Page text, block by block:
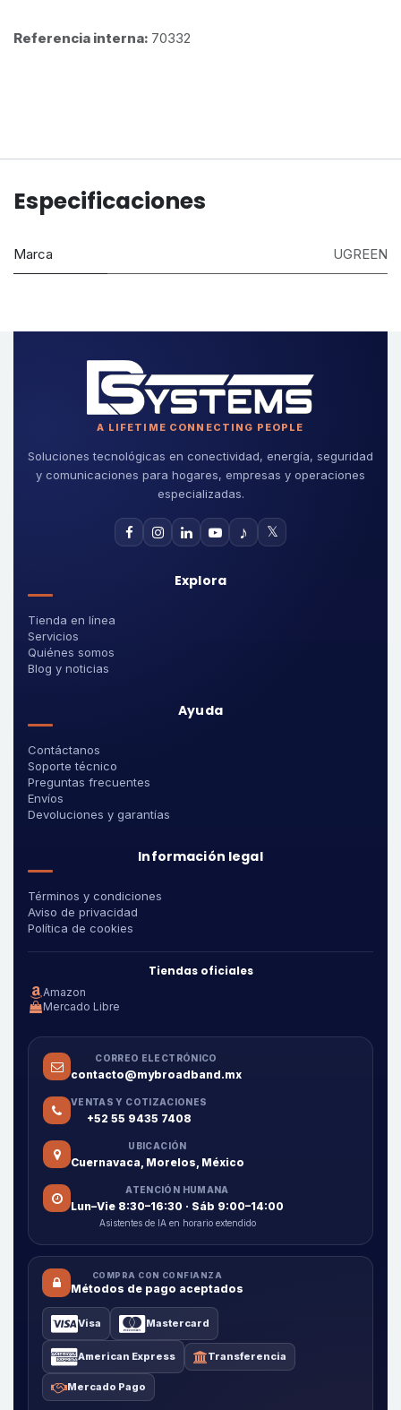
Referencia interna: 70332
Especificaciones
Marca UGREEN
A LIFETIME CONNECTING PEOPLE
Soluciones tecnológicas en conectividad, energía, seguridad
y comunicaciones para hogares, empresas y operaciones
especializadas.
♪ 𝕏
Explora
Tienda en línea
Servicios
Quiénes somos
Blog y noticias
Ayuda
Contáctanos
Soporte técnico
Preguntas frecuentes
Envíos
Devoluciones y garantías
Información legal
Términos y condiciones
Aviso de privacidad
Política de cookies
Tiendas oficiales
Amazon
Mercado Libre
CORREO ELECTRÓNICO
contacto@mybroadband.mx
VENTAS Y COTIZACIONES
+52 55 9435 7408
UBICACIÓN
Cuernavaca, Morelos, México
ATENCIÓN HUMANA
Lun–Vie 8:30–16:30 · Sáb 9:00–14:00
Asistentes de IA en horario extendido
COMPRA CON CONFIANZA
Métodos de pago aceptados
Visa Mastercard
American Express Transferencia
Mercado Pago